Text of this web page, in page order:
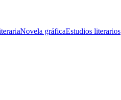
Novela gráficaEstudios literarios